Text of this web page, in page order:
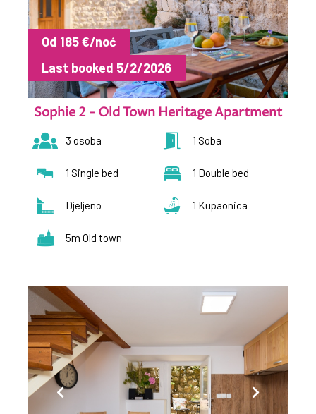
Od 185 €/noć
Last booked 5/2/2026
Sophie 2 - Old Town Heritage Apartment
3 osoba 1 Soba
1 Single bed 1 Double bed
Djeljeno 1 Kupaonica
5m Old town